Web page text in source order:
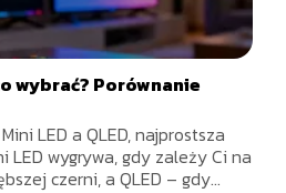
wybrać? Porównanie
LED a QLED, najprostsza
LED wygrywa, gdy zależy Ci na
czerni, a QLED – gdy...